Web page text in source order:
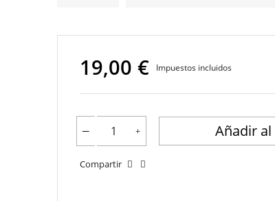
19,00 € Impuestos incluidos
Añadir
Compartir